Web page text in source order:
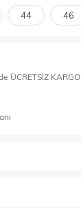
44 46
ÜCRETSİZ KARGO